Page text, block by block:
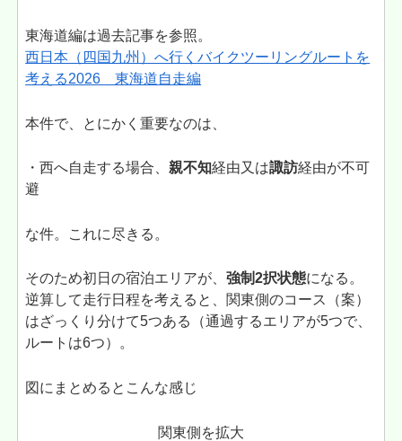
東海道編は過去記事を参照。
西日本（四国九州）へ行くバイクツーリングルートを
考える2026 東海道自走編
本件で、とにかく重要なのは、
・西へ自走する場合、親不知経由又は諏訪経由が不可
避
な件。これに尽きる。
そのため初日の宿泊エリアが、強制2択状態になる。
逆算して走行日程を考えると、関東側のコース（案）
はざっくり分けて5つある（通過するエリアが5つで、
ルートは6つ）。
図にまとめるとこんな感じ
関東側を拡大